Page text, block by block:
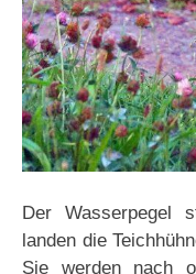
Der Wasserpegel
landen die
Sie werden nach